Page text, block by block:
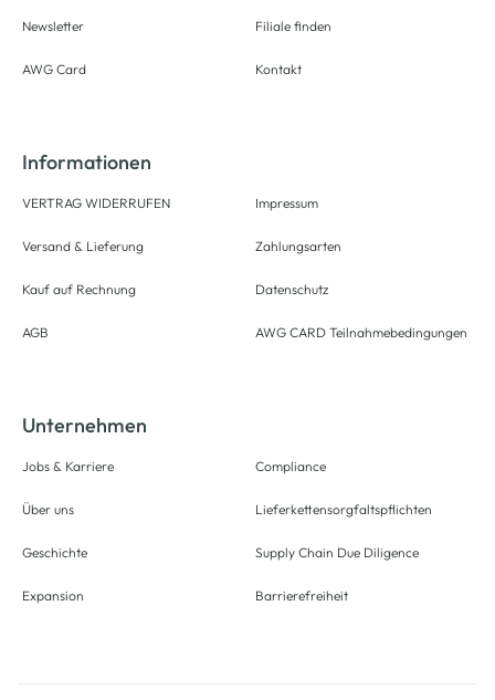
Newsletter
AWG Card
Filiale finden
Kontakt
Informationen
VERTRAG WIDERRUFEN
Versand & Lieferung
Kauf auf Rechnung
AGB
Impressum
Zahlungsarten
Datenschutz
AWG CARD Teilnahmebedingungen
Unternehmen
Jobs & Karriere
Über uns
Geschichte
Expansion
Compliance
Lieferkettensorgfaltspflichten
Supply Chain Due Diligence
Barrierefreiheit